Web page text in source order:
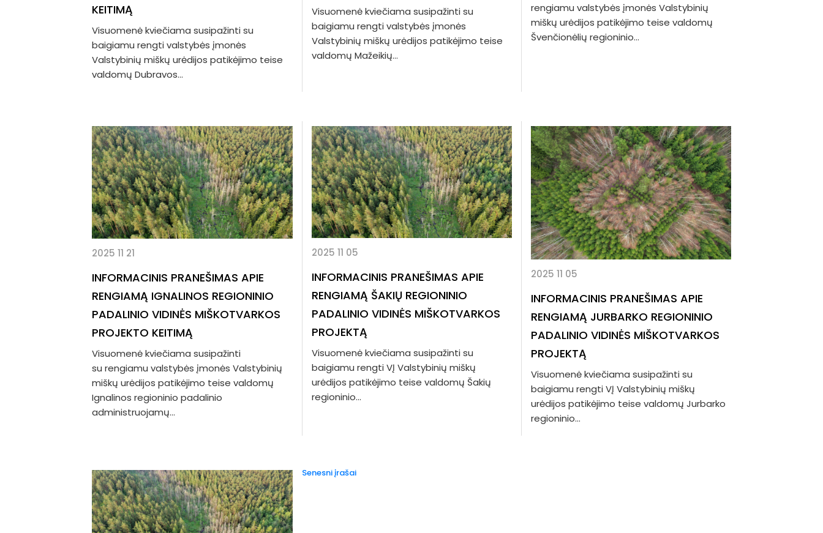
KEITIMĄ
Visuomenė kviečiama susipažinti su
baigiamu rengti valstybės įmonės
Valstybinių miškų urėdijos patikėjimo teise
valdomų Dubravos...
Visuomenė kviečiama susipažinti su
baigiamu rengti valstybės įmonės
Valstybinių miškų urėdijos patikėjimo teise
valdomų Mažeikių...
rengiamu valstybės įmonės Valstybinių
miškų urėdijos patikėjimo teise valdomų
Švenčionėlių regioninio...
2025 11 21
INFORMACINIS PRANEŠIMAS APIE
RENGIAMĄ IGNALINOS REGIONINIO
PADALINIO VIDINĖS MIŠKOTVARKOS
PROJEKTO KEITIMĄ
Visuomenė kviečiama susipažinti
su rengiamu valstybės įmonės Valstybinių
miškų urėdijos patikėjimo teise valdomų
Ignalinos regioninio padalinio
administruojamų...
2025 11 05
INFORMACINIS PRANEŠIMAS APIE
RENGIAMĄ ŠAKIŲ REGIONINIO
PADALINIO VIDINĖS MIŠKOTVARKOS
PROJEKTĄ
Visuomenė kviečiama susipažinti su
baigiamu rengti VĮ Valstybinių miškų
urėdijos patikėjimo teise valdomų Šakių
regioninio...
2025 11 05
INFORMACINIS PRANEŠIMAS APIE
RENGIAMĄ JURBARKO REGIONINIO
PADALINIO VIDINĖS MIŠKOTVARKOS
PROJEKTĄ
Visuomenė kviečiama susipažinti su
baigiamu rengti VĮ Valstybinių miškų
urėdijos patikėjimo teise valdomų Jurbarko
regioninio...
Navigacija
Senesni įrašai